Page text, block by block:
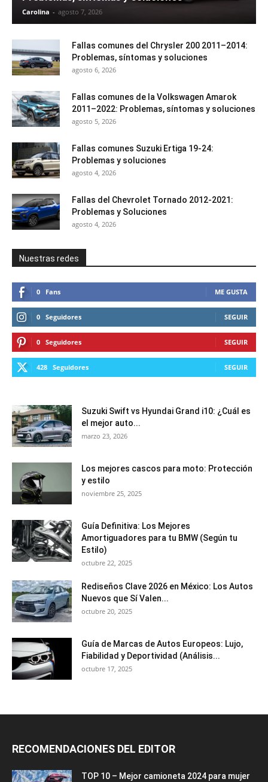
Carolina - agosto 7, 2026
Fallas comunes del Chrysler 200 2011–2014:
Problemas, síntomas y soluciones
agosto 6, 2026
Fallas comunes de la Volkswagen Amarok
2011–2022: Problemas, síntomas y soluciones
agosto 5, 2026
Fallas comunes Suzuki Ertiga 19-24:
Problemas y soluciones
agosto 4, 2026
Fallas del Chevrolet Tornado 2012-2021:
Problemas y Soluciones
agosto 4, 2026
Nuestras redes
0 Fans ME GUSTA
0 Seguidores SEGUIR
0 Seguidores SEGUIR
428 Seguidores SEGUIR
Suzuki Swift vs Hyundai Grand i10: ¿Cuál es
el mejor auto...
marzo 23, 2026
Los mejores cascos para moto: Protección
y estilo
noviembre 25, 2025
Guía Definitiva: Los Mejores
Amortiguadores para tu BMW (Según tu
Estilo)
octubre 22, 2025
Rediseños Clave 2026 en México: Los Autos
Nuevos que Sí Valen...
octubre 20, 2025
Guía de Marcas de Autos Europeos: Lujo,
Fiabilidad y Deportividad (Análisis...
octubre 17, 2025
RECOMENDACIONES DEL EDITOR
TOP 10 – Mejor camioneta 2024 para mujer